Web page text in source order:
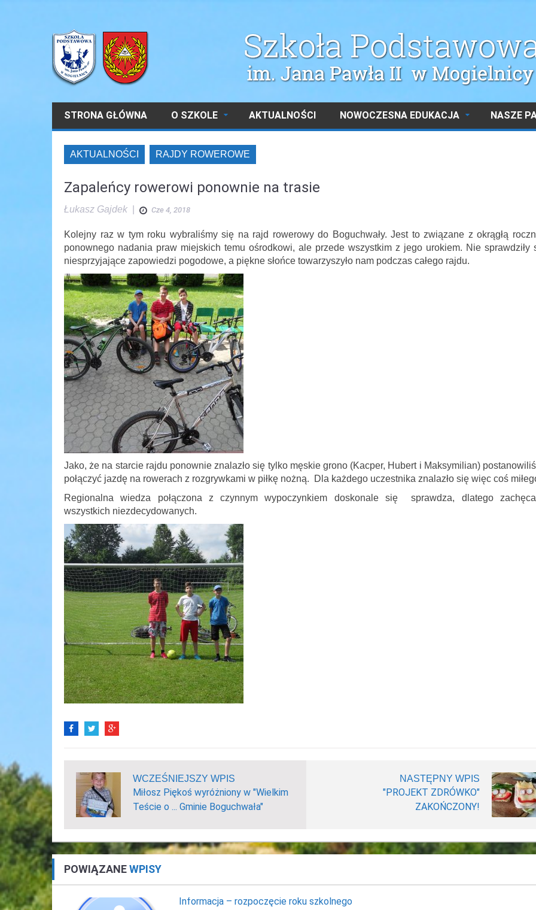
STRONA GŁÓWNA O SZKOLE AKTUALNOŚCI NOWOCZESNA EDUKACJA NASZE
AKTUALNOŚCI RAJDY ROWEROWE
Zapaleńcy rowerowi ponownie na trasie
Łukasz Gajdek Cze 4, 2018
Kolejny raz w tym roku wybraliśmy się na rajd rowerowy do Boguchwały. Jest to związane z okrągłą
ponownego nadania praw miejskich temu ośrodkowi, ale przede wszystkim z jego urokiem. Nie sprawdziły
niesprzyjające zapowiedzi pogodowe, a piękne słońce towarzyszyło nam podczas całego rajdu.
Jako, że na starcie rajdu ponownie znalazło się tylko męskie grono (Kacper, Hubert i Maksymilian)
połączyć jazdę na rowerach z rozgrywkami w piłkę nożną. Dla każdego uczestnika znalazło się więc coś
Regionalna wiedza połączona z czynnym wypoczynkiem doskonale się sprawdza, dlatego
wszystkich niezdecydowanych.
WCZEŚNIEJSZY WPIS
Miłosz Piękoś wyróżniony w "Wielkim
Teście o ... Gminie Boguchwała"
NASTĘPNY WPIS
"PROJEKT ZDRÓWKO"
ZAKOŃCZONY!
POWIĄZANEWPISY
Informacja – rozpoczęcie roku szkolnego